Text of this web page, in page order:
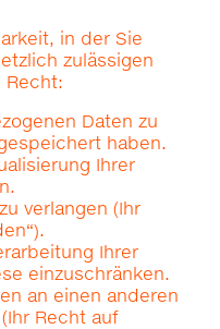
in der Sie
zulässigen
Recht:
Daten zu
haben.
Ihrer
verlangen (Ihr
Ihrer
einzuschränken.
an einen anderen
Recht auf